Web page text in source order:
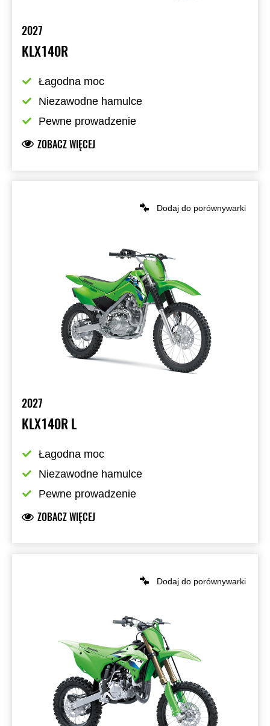
2027
KLX140R
Łagodna moc
Niezawodne hamulce
Pewne prowadzenie
ZOBACZ WIĘCEJ
Dodaj do porównywarki
2027
KLX140R L
Łagodna moc
Niezawodne hamulce
Pewne prowadzenie
ZOBACZ WIĘCEJ
Dodaj do porównywarki